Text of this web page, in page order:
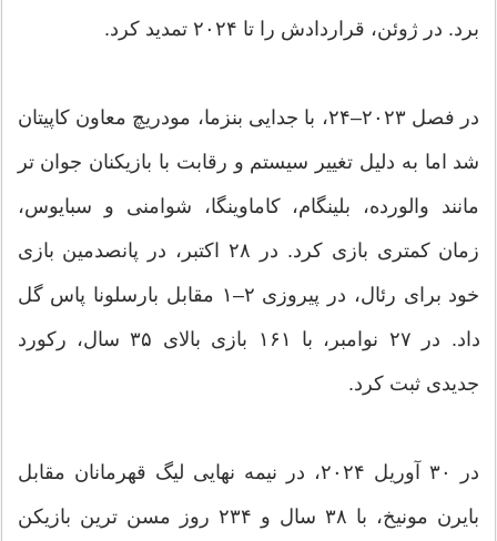
برد. در ژوئن، قراردادش را تا ۲۰۲۴ تمدید کرد.
در فصل ۲۰۲۳–۲۴، با جدایی بنزما، مودریچ معاون کاپیتان
شد اما به دلیل تغییر سیستم و رقابت با بازیکنان جوان تر
مانند والورده، بلینگام، کاماوینگا، شوامنی و سبایوس،
زمان کمتری بازی کرد. در ۲۸ اکتبر، در پانصدمین بازی
خود برای رئال، در پیروزی ۲–۱ مقابل بارسلونا پاس گل
داد. در ۲۷ نوامبر، با ۱۶۱ بازی بالای ۳۵ سال، رکورد
جدیدی ثبت کرد.
در ۳۰ آوریل ۲۰۲۴، در نیمه نهایی لیگ قهرمانان مقابل
بایرن مونیخ، با ۳۸ سال و ۲۳۴ روز مسن ترین بازیکن